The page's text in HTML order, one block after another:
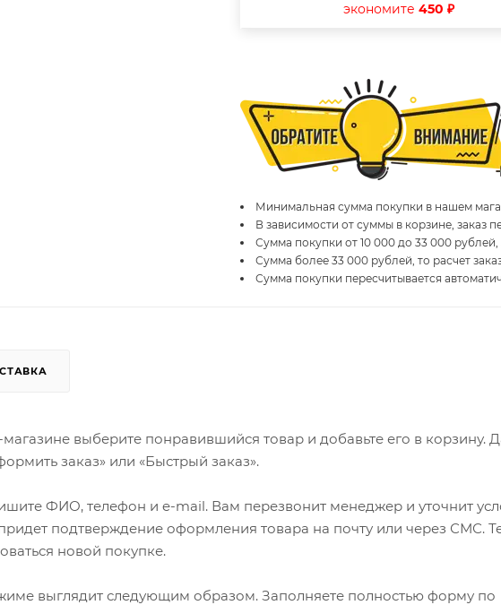
экономите450 ₽
Минимальная сумма покупки в нашем
В зависимости от суммы в корзине, заказ
Сумма покупки от 10 000 до 33 000 рублей,
Сумма более 33 000 рублей, то расчет
Сумма покупки пересчитывается
выберите понравившийся товар и добавьте его в корзину.
заказ» или «Быстрый заказ».
ФИО, телефон и e-mail. Вам перезвонит менеджер и уточнит
подтверждение оформления товара на почту или через СМС.
новой покупке.
выглядит следующим образом. Заполняете полностью форму по